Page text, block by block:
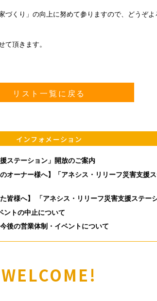
づくり」の向上に努めて参りますので、どうぞ
て頂きます。
リスト一覧に戻る
インフォメーション
ステーション」開放のご案内
オーナー様へ】「アネシス・リリーフ災害支援
皆様へ】 「アネシス・リリーフ災害支援ステー
ントの中止について
後の営業体制・イベントについて
WELCOME!